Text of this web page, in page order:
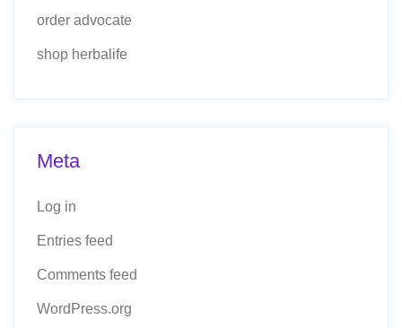
order advocate
shop herbalife
Meta
Log in
Entries feed
Comments feed
WordPress.org